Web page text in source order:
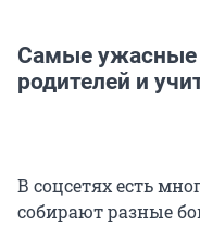
Самые ужасные
родителей и
В соцсетях есть
собирают разные